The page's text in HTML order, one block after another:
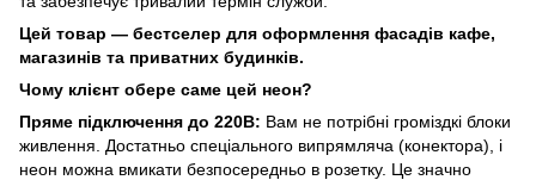
Цей товар — бестселер для оформлення фасадів кафе,
магазинів та приватних будинків.
Чому клієнт обере саме цей неон?
Пряме підключення до 220В: Вам не потрібні громіздкі блоки
живлення. Достатньо спеціального випрямляча (конектора), і
неон можна вмикати безпосередньо в розетку. Це значно